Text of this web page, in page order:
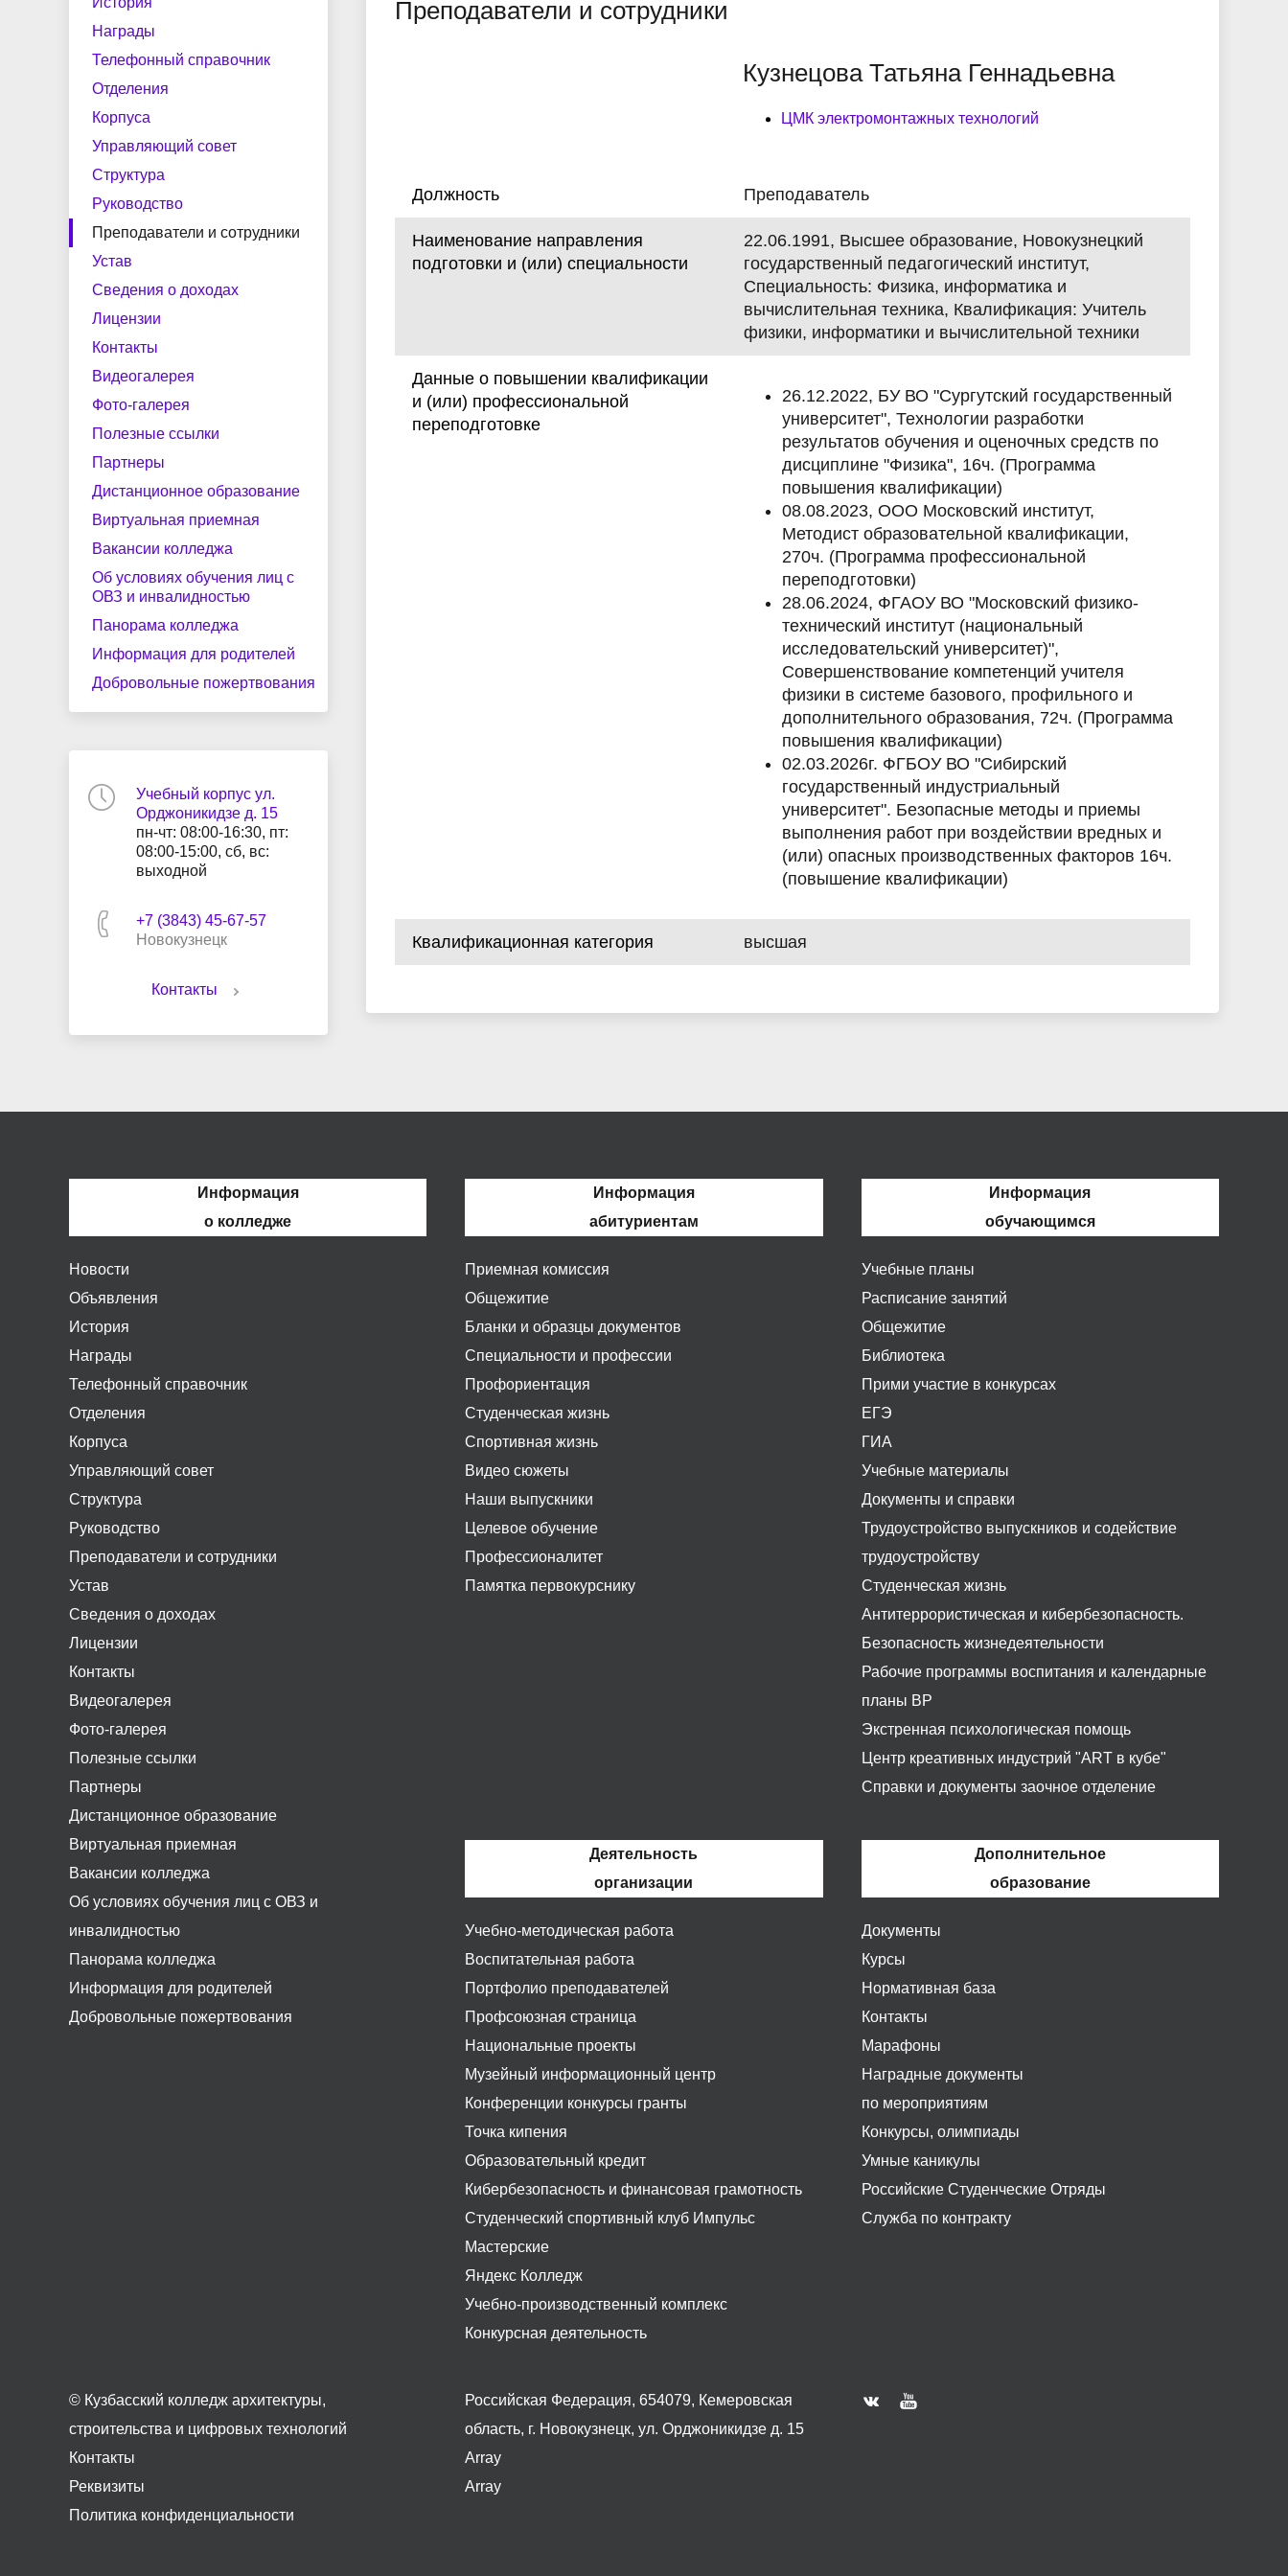
Структура Руководство Преподаватели и сотрудники
Сведения о доходах Видеогалерея
Фото-галерея Дистанционное образование
Виртуальная приемная
ОВЗ и инвалидностью
Информация для родителей
Добровольные пожертвования
Наши выпускники Целевое обучение Профессионалитет
Документы и справки
Трудоустройство выпускников и
Студенческая жизнь
Безопасность
жизнедеятельности
Рабочие программы воспитания
и календарные планы ВР
Образовательный кредит
Студенческий спортивный клуб
Импульс
Яндекс Колледж
Учебно-производственный
комплекс
Конкурсная деятельность
Российские Студенческие
Награды
Телефонный справочник
Отделения
Корпуса
Управляющий совет
Структура
Руководство
Преподаватели и сотрудники
Устав
Сведения о доходах
Лицензии
Контакты
Видеогалерея
Фото-галерея
Полезные ссылки
Партнеры
Дистанционное образование
Виртуальная приемная
Вакансии колледжа
Об условиях обучения лиц с
ОВЗ и инвалидностью
Панорама колледжа
Информация для родителей
Добровольные пожертвования
Учебный корпус ул.
Орджоникидзе д. 15
пн-чт: 08:00-16:30, пт:
08:00-15:00, сб, вс:
выходной
+7 (3843) 45-67-57
Новокузнецк
Контакты
Преподаватели и сотрудники
Кузнецова Татьяна Геннадьевна
ЦМК электромонтажных технологий
Должность Преподаватель
Наименование направления
подготовки и (или) специальности
22.06.1991, Высшее образование, Новокузнецкий
государственный педагогический институт,
Специальность: Физика, информатика и
вычислительная техника, Квалификация: Учитель
физики, информатики и вычислительной техники
Данные о повышении квалификации
и (или) профессиональной
переподготовке
26.12.2022, БУ ВО "Сургутский государственный
университет", Технологии разработки
результатов обучения и оценочных средств по
дисциплине "Физика", 16ч. (Программа
повышения квалификации)
08.08.2023, ООО Московский институт,
Методист образовательной квалификации,
270ч. (Программа профессиональной
переподготовки)
28.06.2024, ФГАОУ ВО "Московский физико-
технический институт (национальный
исследовательский университет)",
Совершенствование компетенций учителя
физики в системе базового, профильного и
дополнительного образования, 72ч. (Программа
повышения квалификации)
02.03.2026г. ФГБОУ ВО "Сибирский
государственный индустриальный
университет". Безопасные методы и приемы
выполнения работ при воздействии вредных и
(или) опасных производственных факторов 16ч.
(повышение квалификации)
Квалификационная категория высшая
Информация
о колледже
Новости
Объявления
История
Награды
Телефонный справочник
Отделения
Корпуса
Управляющий совет
Структура
Руководство
Преподаватели и сотрудники
Устав
Сведения о доходах
Лицензии
Контакты
Видеогалерея
Фото-галерея
Полезные ссылки
Партнеры
Дистанционное образование
Виртуальная приемная
Вакансии колледжа
Об условиях обучения лиц с ОВЗ и
инвалидностью
Панорама колледжа
Информация для родителей
Добровольные пожертвования
Информация
абитуриентам
Приемная комиссия
Общежитие
Бланки и образцы документов
Специальности и профессии
Профориентация
Студенческая жизнь
Спортивная жизнь
Видео сюжеты
Наши выпускники
Целевое обучение
Профессионалитет
Памятка первокурснику
Информация
обучающимся
Учебные планы
Расписание занятий
Общежитие
Библиотека
Прими участие в конкурсах
ЕГЭ
ГИА
Учебные материалы
Документы и справки
Трудоустройство выпускников и содействие
трудоустройству
Студенческая жизнь
Антитеррористическая и кибербезопасность.
Безопасность жизнедеятельности
Рабочие программы воспитания и календарные
планы ВР
Экстренная психологическая помощь
Центр креативных индустрий "ART в кубе"
Справки и документы заочное отделение
Деятельность
организации
Учебно-методическая работа
Воспитательная работа
Портфолио преподавателей
Профсоюзная страница
Национальные проекты
Музейный информационный центр
Конференции конкурсы гранты
Точка кипения
Образовательный кредит
Кибербезопасность и финансовая грамотность
Студенческий спортивный клуб Импульс
Мастерские
Яндекс Колледж
Учебно-производственный комплекс
Конкурсная деятельность
Дополнительное
образование
Документы
Курсы
Нормативная база
Контакты
Марафоны
Наградные документы
по мероприятиям
Конкурсы, олимпиады
Умные каникулы
Российские Студенческие Отряды
Служба по контракту
© Кузбасский колледж архитектуры,
строительства и цифровых технологий
Контакты
Реквизиты
Политика конфиденциальности
Российская Федерация, 654079, Кемеровская
область, г. Новокузнецк, ул. Орджоникидзе д. 15
Array
Array